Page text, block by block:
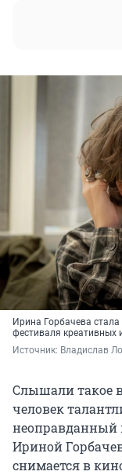
Ирина Горбачева
фестиваля креативных
Источник: Владислав
Слышали такое
человек
неоправданный
Ириной
снимается в